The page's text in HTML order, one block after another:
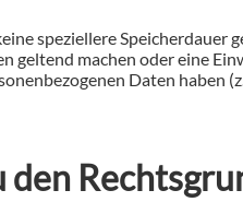
speziellere
geltend machen oder eine
Daten